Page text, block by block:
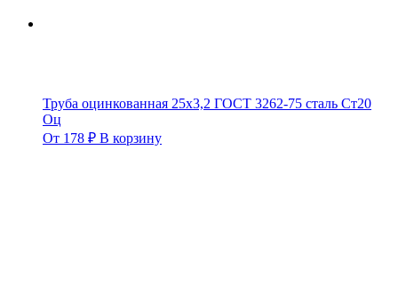
Труба оцинкованная 25х3,2 ГОСТ 3262-75 сталь Ст20
Оц
От 178 ₽ В корзину